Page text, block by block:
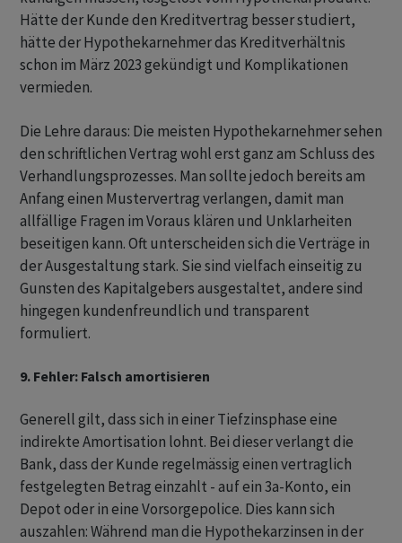
Hätte der Kunde den Kreditvertrag besser studiert,
hätte der Hypothekarnehmer das Kreditverhältnis
schon im März 2023 gekündigt und Komplikationen
vermieden.
Die Lehre daraus: Die meisten Hypothekarnehmer sehen
den schriftlichen Vertrag wohl erst ganz am Schluss des
Verhandlungsprozesses. Man sollte jedoch bereits am
Anfang einen Mustervertrag verlangen, damit man
allfällige Fragen im Voraus klären und Unklarheiten
beseitigen kann. Oft unterscheiden sich die Verträge in
der Ausgestaltung stark. Sie sind vielfach einseitig zu
Gunsten des Kapitalgebers ausgestaltet, andere sind
hingegen kundenfreundlich und transparent
formuliert.
9. Fehler: Falsch amortisieren
Generell gilt, dass sich in einer Tiefzinsphase eine
indirekte Amortisation lohnt. Bei dieser verlangt die
Bank, dass der Kunde regelmässig einen vertraglich
festgelegten Betrag einzahlt - auf ein 3a-Konto, ein
Depot oder in eine Vorsorgepolice. Dies kann sich
auszahlen: Während man die Hypothekarzinsen in der